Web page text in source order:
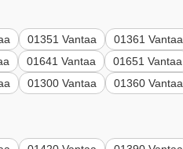
01351 Vantaa 01361 Vantaa
01641 Vantaa 01651 Vantaa
01300 Vantaa 01360 Vantaa